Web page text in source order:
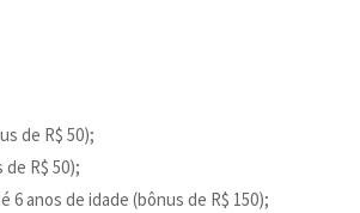
de R$ 50);
R$ 50);
6 anos de idade (bônus de R$ 150);